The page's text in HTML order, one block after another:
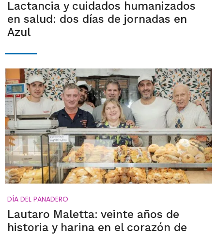
Lactancia y cuidados humanizados
en salud: dos días de jornadas en
Azul
DÍA DEL PANADERO
Lautaro Maletta: veinte años de
historia y harina en el corazón de